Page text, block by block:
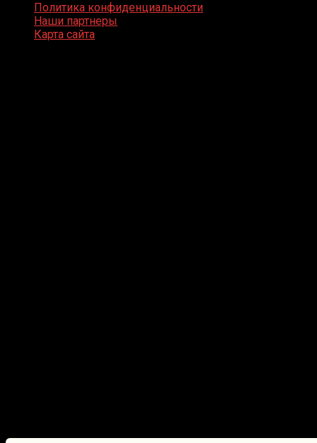
Политика конфиденциальности
Наши партнеры
Карта сайта